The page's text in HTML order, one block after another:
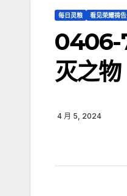
每日灵粮 看见荣耀祷
0406-
灭之物
4 月 5, 2024